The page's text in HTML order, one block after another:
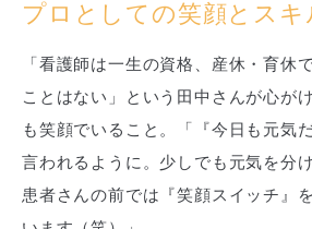
プロとしての笑顔とス
「看護師は一生の資格、産休・育休
ことはない」という田中さんが心が
も笑顔でいること。「『今日も元気
言われるように。少しでも元気を分
患者さんの前では『笑顔スイッチ』